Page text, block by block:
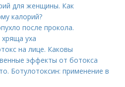
для женщины. Как
калорий?
после прокола.
уха
на лице. Каковы
эффекты от ботокса
Ботулотоксин: применение в